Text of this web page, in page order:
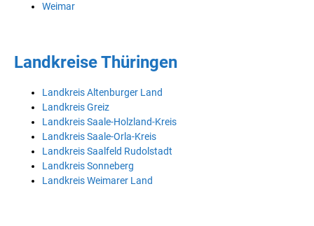
Weimar
Landkreise Thüringen
Landkreis Altenburger Land
Landkreis Greiz
Landkreis Saale-Holzland-Kreis
Landkreis Saale-Orla-Kreis
Landkreis Saalfeld Rudolstadt
Landkreis Sonneberg
Landkreis Weimarer Land